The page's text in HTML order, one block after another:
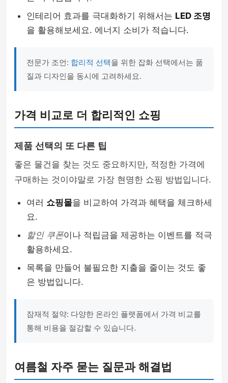
인테리어 효과를 극대화하기 위해서는 LED 조명
을 활용해보세요. 에너지 소비가 적습니다.
전문가 조언: 합리적 선택을 위한 잡화 선택에서는 품
질과 디자인을 동시에 고려하세요.
가격 비교로 더 합리적인 쇼핑
제품 선택의 또 다른 팁
좋은 물건을 찾는 것도 중요하지만, 적정한 가격에
구매하는 것이야말로 가장 현명한 쇼핑 방법입니다.
여러 쇼핑몰을 비교하여 가격과 혜택을 체크하세
요.
할인 쿠폰이나 적립금을 제공하는 이벤트를 적극
활용하세요.
목록을 만들어 불필요한 지출을 줄이는 것도 좋
은 방법입니다.
잠재적 절약: 다양한 온라인 플랫폼에서 가격 비교를
통해 비용을 절감할 수 있습니다.
여름철 자주 묻는 질문과 해결법